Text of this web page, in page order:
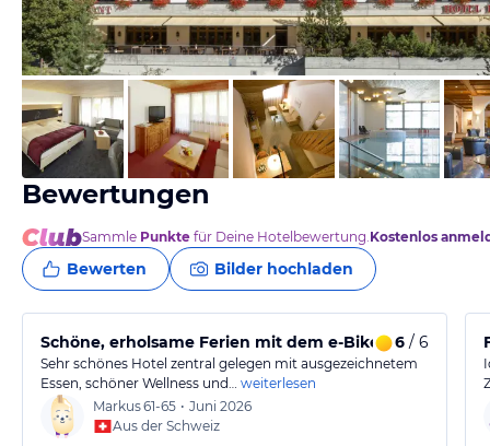
vom Hotelier, November 2016
Bewertungen
Sammle Punkte für Deine Hotelbewertung.Kostenlos
Bewerten Bilder hochladen
Schöne, erholsame Ferien mit dem e-Bike in Laax
6 / 6
Sehr schönes Hotel zentral gelegen mit ausgezeichnetem
Essen, schöner Wellness und… weiterlesen
Markus61-65 • Juni 2026
Aus der Schweiz